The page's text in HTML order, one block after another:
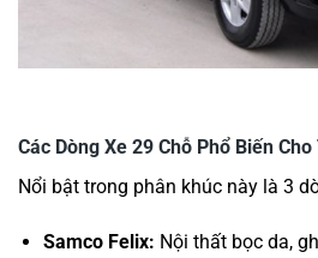
Các Dòng Xe 29 Chỗ Phổ Biến
Nổi bật trong phân khúc này là 3
Samco Felix: Nội thất bọc da,